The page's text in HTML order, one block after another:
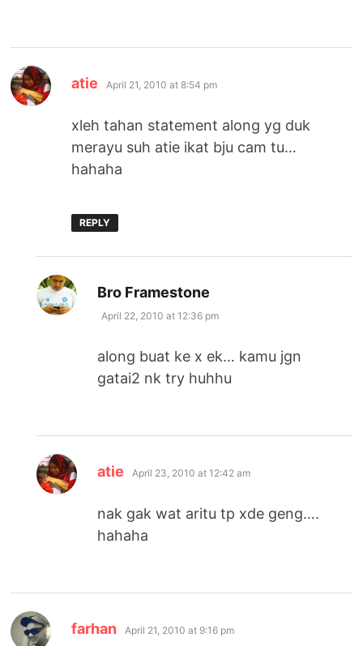
atie says:
April 21, 2010 at 8:54 pm
xleh tahan statement along yg duk
merayu suh atie ikat bju cam tu…
hahaha
REPLY
Bro Framestone
April 22, 2010 at 12:36 pm
along buat ke x ek… kamu jgn
gatai2 nk try huhhu
atie says:
April 23, 2010 at 12:42 am
nak gak wat aritu tp xde geng….
hahaha
farhan says:
April 21, 2010 at 9:16 pm